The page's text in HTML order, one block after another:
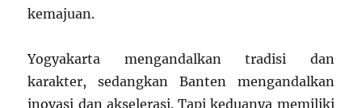
kemajuan.
Yogyakarta mengandalkan tradisi dan
karakter, sedangkan Banten mengandalkan
inovasi dan akselerasi. Tapi keduanya memiliki